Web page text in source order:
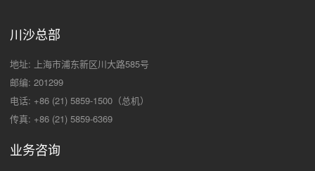
川沙总部
地址: 上海市浦东新区川大路585号
邮编: 201299
电话: +86 (21) 5859-1500（总机）
传真: +86 (21) 5859-6369
业务咨询